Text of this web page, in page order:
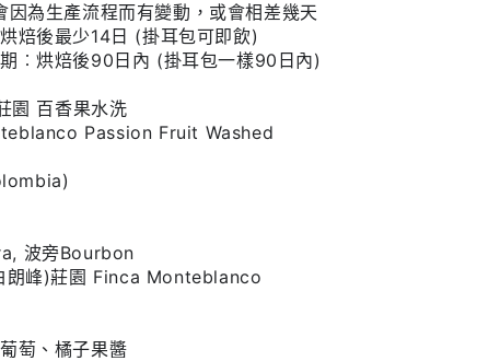
為生產流程而有變動，或會相差幾天
焙後最少14日 (掛耳包可即飲)
︰烘焙後90日內 (掛耳包一樣90日內)
園 百香果水洗
Passion Fruit Washed
波旁Bourbon
朗峰)莊園 Finca Monteblanco
葡萄、橘子果醬